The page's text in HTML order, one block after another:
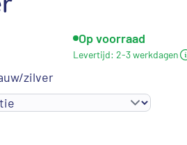
Op voorraad
Levertijd: 2-3 werkdagen
zilver